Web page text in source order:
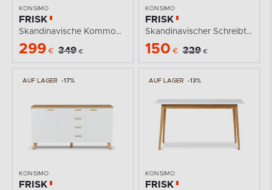
KONSIMO
FRISK
Skandinavische Kommode für das Wohnzimmer
299 € 349 €
KONSIMO
FRISK
Skandinavischer Schreibtisch aus Eichenholz
150 € 329 €
AUF LAGER -17%
KONSIMO
FRISK
AUF LAGER -13%
KONSIMO
FRISK